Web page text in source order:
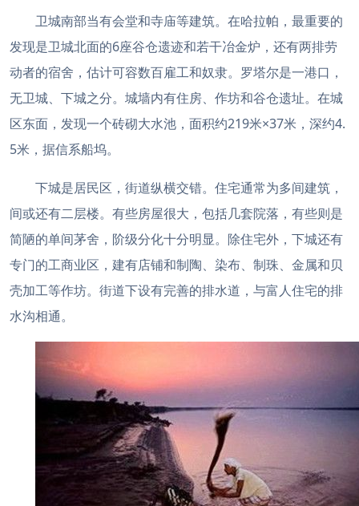
卫城南部当有会堂和寺庙等建筑。在哈拉帕，最重要的
发现是卫城北面的6座谷仓遗迹和若干冶金炉，还有两排劳
动者的宿舍，估计可容数百雇工和奴隶。罗塔尔是一港口，
无卫城、下城之分。城墙内有住房、作坊和谷仓遗址。在城
区东面，发现一个砖砌大水池，面积约219米×37米，深约4.
5米，据信系船坞。
下城是居民区，街道纵横交错。住宅通常为多间建筑，
间或还有二层楼。有些房屋很大，包括几套院落，有些则是
简陋的单间茅舍，阶级分化十分明显。除住宅外，下城还有
专门的工商业区，建有店铺和制陶、染布、制珠、金属和贝
壳加工等作坊。街道下设有完善的排水道，与富人住宅的排
水沟相通。